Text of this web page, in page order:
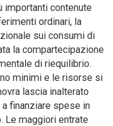
importanti contenute
ordinari, la
sui consumi di
la compartecipazione
di riequilibrio.
minimi e le risorse si
lascia inalterato
a finanziare spese in
Le maggiori entrate